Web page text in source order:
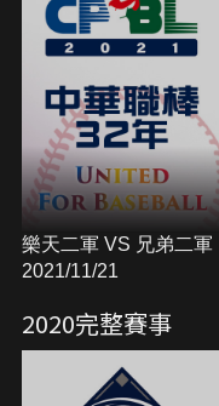
樂天二軍 VS 兄弟二軍
2021/11/21
2020完整賽事